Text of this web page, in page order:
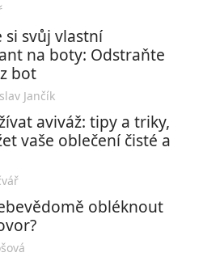
si svůj vlastní
na boty: Odstraňte
bot
Jančík
aviváž: tipy a triky,
vaše oblečení čisté a
obléknout